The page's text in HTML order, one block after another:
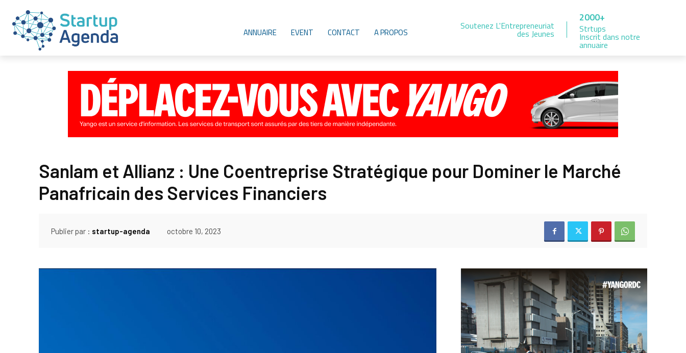
ANNUAIRE EVENT CONTACT A PROPOS
Soutenez L'Entrepreneuriat
des Jeunes
2000+
Strtups
Inscrit dans notre
annuaire
Sanlam et Allianz : Une Coentreprise Stratégique pour Dominer le Marché
Panafricain des Services Financiers
Publier par : startup-agenda octobre 10, 2023